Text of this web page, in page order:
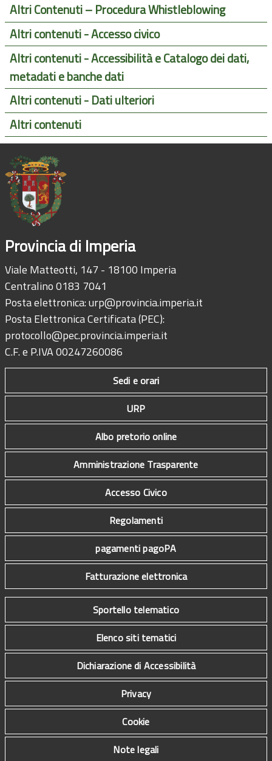
Altri Contenuti – Procedura Whistleblowing
Altri contenuti - Accesso civico
Altri contenuti - Accessibilità e Catalogo dei dati,
metadati e banche dati
Altri contenuti - Dati ulteriori
Altri contenuti
Provincia di Imperia
Viale Matteotti, 147 - 18100 Imperia
Centralino 0183 7041
Posta elettronica:urp@provincia.imperia.it
Posta Elettronica Certificata (PEC):
protocollo@pec.provincia.imperia.it
C.F. e P.IVA 00247260086
Sedi e orari
URP
Albo pretorio online
Amministrazione Trasparente
Accesso Civico
Regolamenti
pagamenti pagoPA
Fatturazione elettronica
Sportello telematico
Elenco siti tematici
Dichiarazione di Accessibilità
Privacy
Cookie
Note legali